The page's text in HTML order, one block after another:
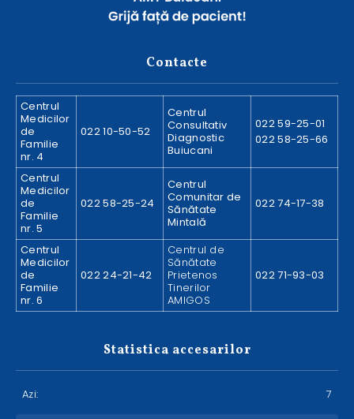
Contacte
Centrul
Medicilor
de
Familie
nr. 4
022 10-50-52
Centrul
Consultativ
Diagnostic
Buiucani
022 59-25-01
022 58-25-66
Centrul
Medicilor
de
Familie
nr. 5
022 58-25-24
Centrul
Comunitar de
Sănătate
Mintală
022 74-17-38
Centrul
Medicilor
de
Familie
nr. 6
022 24-21-42
Centrul de
Sănătate
Prietenos
Tinerilor
AMIGOS
022 71-93-03
Statistica accesarilor
Azi: 7